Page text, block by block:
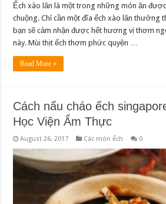
Ếch xào lăn là một trong những món ăn
chuộng. Chỉ cần một đĩa ếch xào lăn thưởng
bạn sẽ cảm nhận được hết hương vị thơm
này. Mùi thịt ếch thơm phức quyện …
Read More »
Cách nấu cháo ếch
Học Viện Ẩm Thực
August 26, 2017 Các món ếch 0